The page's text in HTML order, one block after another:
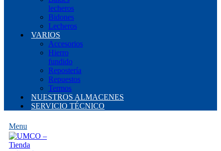
lecheros
Bidones
Lecheros
VARIOS
Accesorios
Hierro
fundido
Repostería
Repuestos
Termos
NUESTROS ALMACENES
SERVICIO TÉCNICO
Menu